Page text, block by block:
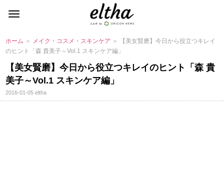
ホーム ＞ メイク・コスメ・スキンケア ＞ 【美女賢磨】今日から役立つキレイ
のヒント「森 貴美子～Vol.1 スキンケア編」
【美女賢磨】今日から役立つキレイのヒント「森 貴
美子～Vol.1 スキンケア編」
2016-01-05eltha